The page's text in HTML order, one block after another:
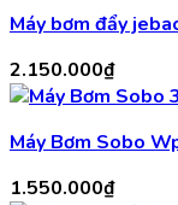
Máy bơm đẩy
2.150.000₫
Máy Bơm Sobo
1.550.000₫